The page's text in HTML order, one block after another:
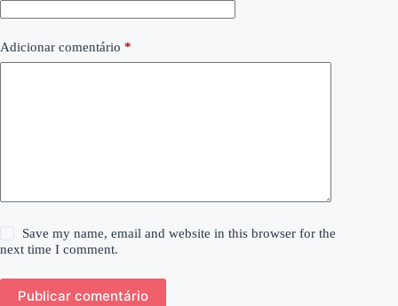
Adicionar comentário *
Save my name, email and website in this browser for the
next time I comment.
Publicar comentário